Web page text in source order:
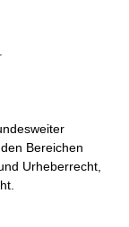
Bereichen
Urheberrecht,